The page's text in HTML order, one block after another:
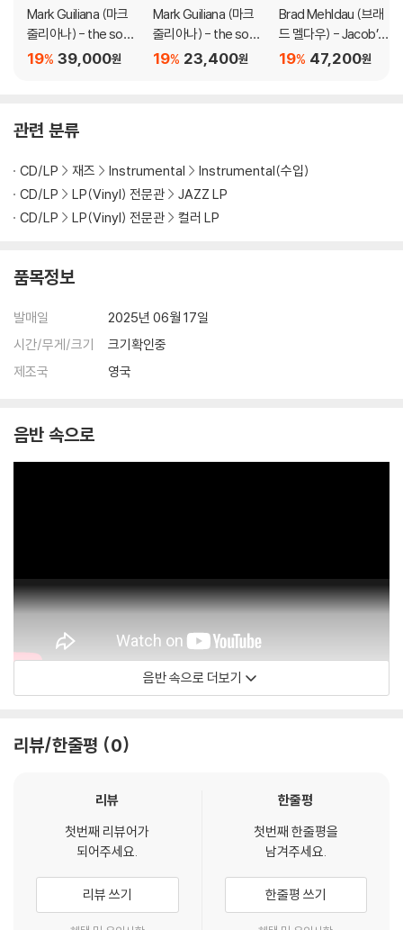
Mark Guiliana (마크
줄리아나) - the soun
d of listening [일렉트
39,000원
19%
Mark Guiliana (마크
줄리아나) - the soun
d of listening
23,400원
19%
Brad Mehldau (브래
드 멜다우) - Jacob’s
Ladder [2LP]
47,200원
19%
관련 분류
CD/LP 재즈 Instrumental
Instrumental(수입)
CD/LP
LP(Vinyl) 전문관
JAZZ LP
CD/LP
LP(Vinyl) 전문관 컬러 LP
품목정보
발매일
2025년 06월 17일
시간/무게/크기
크기확인중
제조국
영국
음반 속으로
음반 속으로 더보기
리뷰/한줄평 0
리뷰
첫번째 리뷰어가
되어주세요.
리뷰 쓰기
한줄평
첫번째 한줄평을
남겨주세요.
한줄평 쓰기